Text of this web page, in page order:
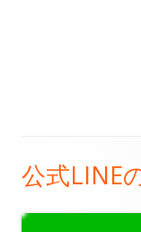
メ
イ
公式LINE